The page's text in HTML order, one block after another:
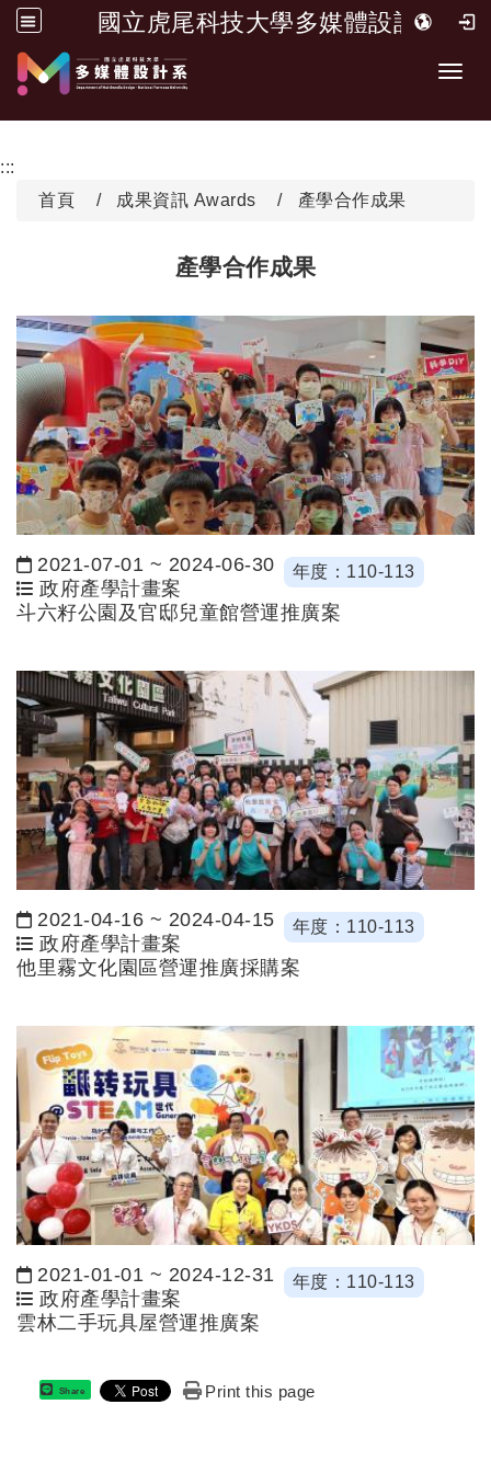
國立虎尾科技大學多媒體設計系
跳到主要內容 開啟
:::
首頁
成果資訊 Awards 產學合作成果
產學合作成果
日期：
2021-07-01 ~ 2024-06-30
政府產學計畫案
年度：110-113
斗六籽公園及官邸兒童館營運推廣案
日期：
2021-04-16 ~ 2024-04-15
政府產學計畫案
年度：110-113
他里霧文化園區營運推廣採購案
日期：
2021-01-01 ~ 2024-12-31
政府產學計畫案
年度：110-113
雲林二手玩具屋營運推廣案
Share Print this page